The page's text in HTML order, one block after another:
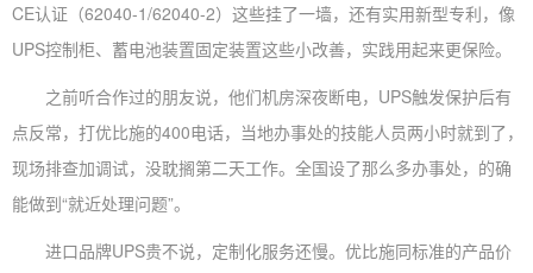
CE认证（62040-1/62040-2）这些挂了一墙，还有实用新型专利，像
UPS控制柜、蓄电池装置固定装置这些小改善，实践用起来更保险。
之前听合作过的朋友说，他们机房深夜断电，UPS触发保护后有
点反常，打优比施的400电话，当地办事处的技能人员两小时就到了，
现场排查加调试，没耽搁第二天工作。全国设了那么多办事处，的确
能做到“就近处理问题”。
进口品牌UPS贵不说，定制化服务还慢。优比施同标准的产品价